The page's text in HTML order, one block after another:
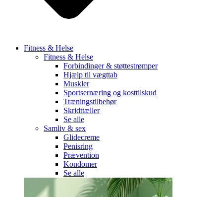
Fitness & Helse
Fitness & Helse
Forbindinger & støttestrømper
Hjælp til vægttab
Muskler
Sportsernæring og kosttilskud
Træningstilbehør
Skridttæller
Se alle
Samliv & sex
Glidecreme
Penisring
Prævention
Kondomer
Se alle